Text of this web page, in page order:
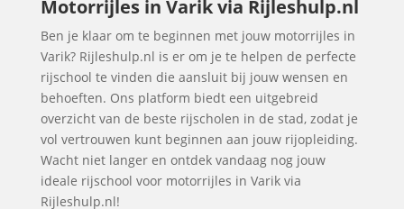
Motorrijles in Varik via Rijleshulp.nl
Ben je klaar om te beginnen met jouw motorrijles in
Varik? Rijleshulp.nl is er om je te helpen de perfecte
rijschool te vinden die aansluit bij jouw wensen en
behoeften. Ons platform biedt een uitgebreid
overzicht van de beste rijscholen in de stad, zodat je
vol vertrouwen kunt beginnen aan jouw rijopleiding.
Wacht niet langer en ontdek vandaag nog jouw
ideale rijschool voor motorrijles in Varik via
Rijleshulp.nl!